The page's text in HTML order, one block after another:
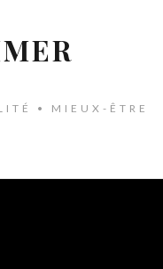
• MIEUX-ÊTRE